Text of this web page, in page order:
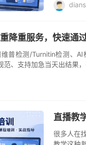
降重服务，快速通
普检测/Turnitin检测、
范、支持加急当天出结果
直播教
很多人在